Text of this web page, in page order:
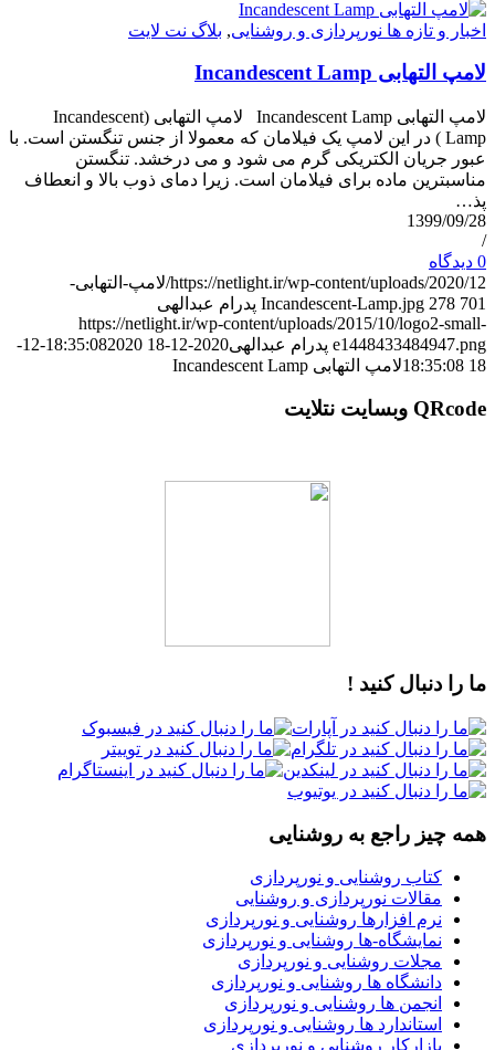
اخبار و تازه ها نورپردازی و روشنایی, بلاگ نت لایت
لامپ التهابی Incandescent Lamp
لامپ التهابی Incandescent Lamp لامپ التهابی (Incandescent
Lamp ) در این لامپ یک فیلامان که معمولا از جنس تنگستن است. با
عبور جریان الکتریکی گرم می شود و می درخشد. تنگستن
مناسبترین ماده برای فیلامان است. زیرا دمای ذوب بالا و انعطاف
پذ…
1399/09/28
/
0 دیدگاه
https://netlight.ir/wp-content/uploads/2020/12/لامپ-التهابی-
Incandescent-Lamp.jpg 278 701
پدرام عبدالهی
https://netlight.ir/wp-content/uploads/2015/10/logo2-small-
e1448433484947.png پدرام عبدالهی2020-12-18 18:35:08
2020-12-
18 18:35:08
لامپ التهابی Incandescent Lamp
QRcode وبسایت نتلایت
ما را دنبال کنید !
همه چیز راجع به روشنایی
کتاب روشنایی و نورپردازی
مقالات نورپردازی و روشنایی
نرم افزارها روشنایی و نورپردازی
نمایشگاه-ها روشنایی و نورپردازی
مجلات روشنایی و نورپردازی
دانشگاه ها روشنایی و نورپردازی
انجمن ها روشنایی و نورپردازی
استاندارد ها روشنایی و نورپردازی
بازارکار روشنایی و نورپردازی